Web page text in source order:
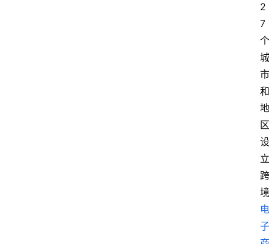
2
7
个
城
市
和
地
区
设
立
跨
境
电
子